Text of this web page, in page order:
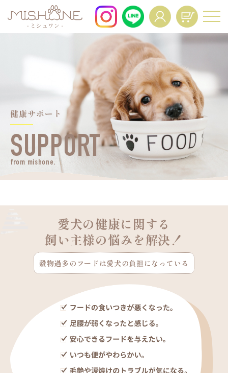
商品一覧
Voice
お客様の声
FAQ
よくあるご質問
Interview
インタビュー
News
ニュース
Mypage Operation
Manual
マイページ操作マニュア
定期コースの再開
Calculation
給与量計算
Company
会社概要
Privacy Policy
個人情報保護方針
健康サポート
SUPPORT
from mishone.
愛犬の健康に関する
飼い主様の悩みを解決！
穀物過多のフードは愛犬の負担になっている